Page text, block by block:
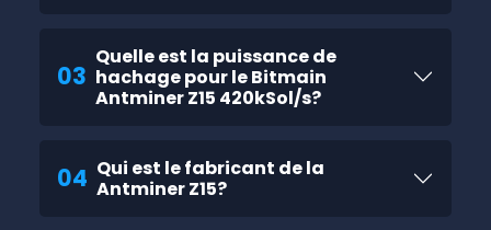
03
Quelle est la puissance de
hachage pour le Bitmain
Antminer Z15 420kSol/s?
04 Qui est le fabricant de la
Antminer Z15?